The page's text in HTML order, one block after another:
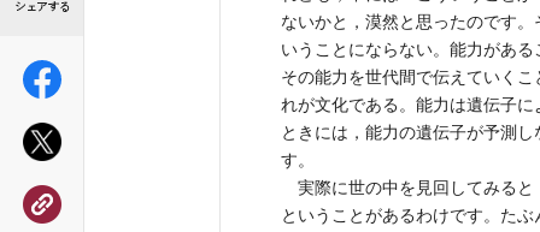
ないかと，漠然と思ったのです
いうことにならない。能力があ
その能力を世代間で伝えていく
れが文化である。能力は遺伝子
ときには，能力の遺伝子が予測
す。
実際に世の中を見回してみると
ということがあるわけです。た